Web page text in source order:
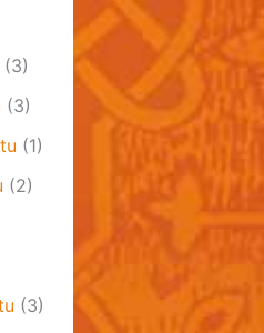
(3)
(3)
(1)
(2)
(3)